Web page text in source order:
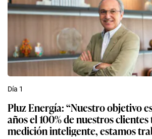
Día 1
Pluz Energía: “Nuestro objetivo
años el 100% de nuestros
medición inteligente, estamos